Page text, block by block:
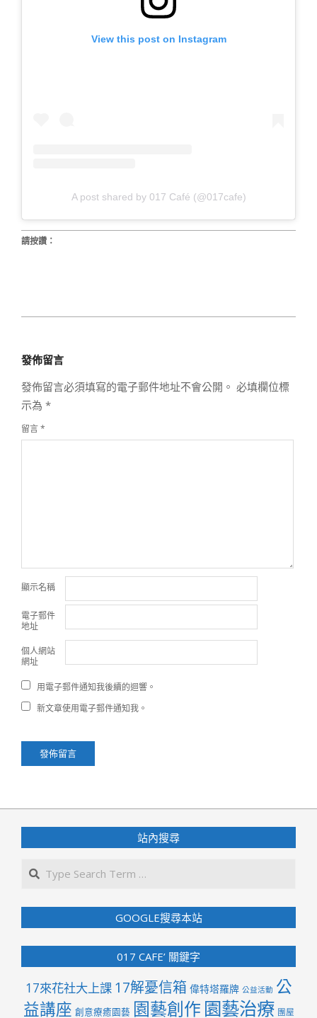
View this post on Instagram
A post shared by 017 Café (@017cafe)
請按讚：
20
發佈留言
發佈留言必須填寫的電子郵件地址不會公開。 必填欄位標
示為 *
留言*
顯示名稱
電子郵件
地址
個人網站
網址
用電子郵件通知我後續的迴響。
新文章使用電子郵件通知我。
站內搜尋
GOOGLE搜尋本站
017 CAFE’ 關鍵字
17來花社大上課 17解憂信箱 偉特塔羅牌 公益活動 公
益講座 創意療癒園藝 園藝創作 園藝治療 團屋